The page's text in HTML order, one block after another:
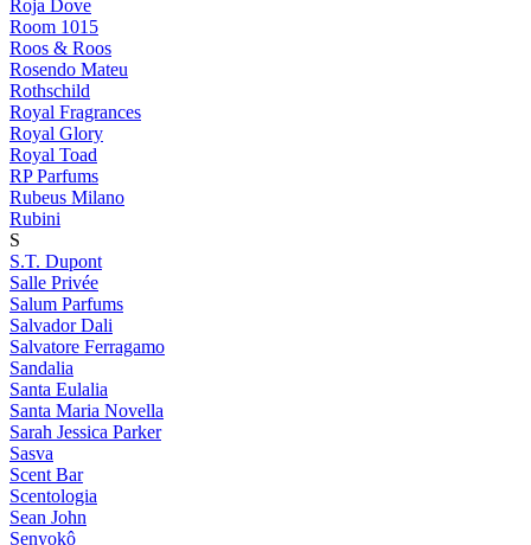
Roja Dove
Room 1015
Roos & Roos
Rosendo Mateu
Rothschild
Royal Fragrances
Royal Glory
Royal Toad
RP Parfums
Rubeus Milano
Rubini
S
S.T. Dupont
Salle Privée
Salum Parfums
Salvador Dali
Salvatore Ferragamo
Sandalia
Santa Eulalia
Santa Maria Novella
Sarah Jessica Parker
Sasva
Scent Bar
Scentologia
Sean John
Senyokô